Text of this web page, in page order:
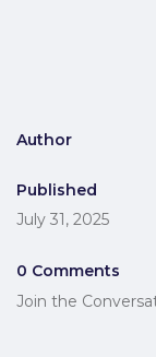
Author
Published
July 31, 2025
0 Comments
Join the